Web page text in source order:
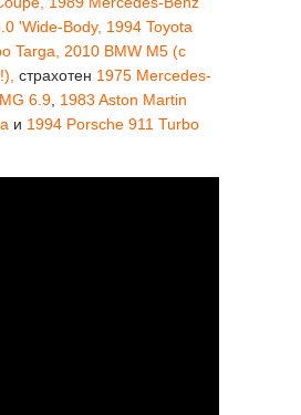
'Wide-Body, 1994 Toyota
Targa,
2010 BMW M5 (с
страхотен 1975 Mercedes-
6.9 1983 Aston Martin
и 1994 Porsche 911 Turbo